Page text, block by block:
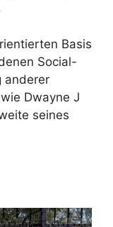
Basis
Social-
anderer
Dwayne J
seines